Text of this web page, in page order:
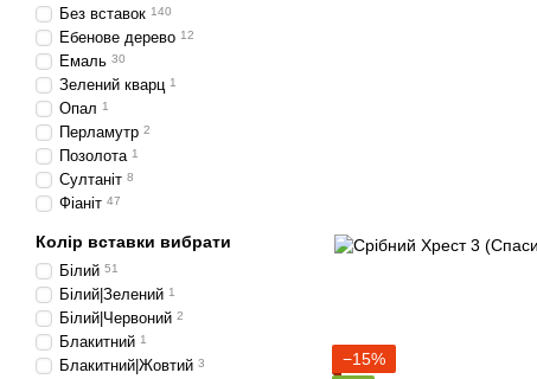
−15%
Без вставок 140
Ебенове дерево 12
Емаль 30
Зелений кварц 1
Опал 1
Перламутр 2
Позолота 1
Султаніт 8
Фіаніт 47
Колір вставки вибрати
Білий 51
Білий|Зелений 1
Білий|Червоний 2
Блакитний 1
Блакитний|Жовтий 3